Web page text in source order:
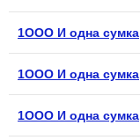
1ООО И одна сумка
1ООО И одна сумка
1ООО И одна сумка